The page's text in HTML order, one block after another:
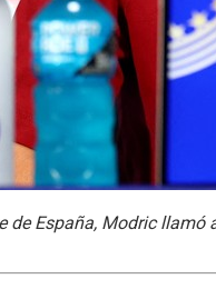
de España, Modric llamó